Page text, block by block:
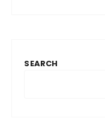
SEARCH